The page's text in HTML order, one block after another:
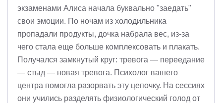
экзаменами Алиса начала буквально "заедать"
свои эмоции. По ночам из холодильника
пропадали продукты, дочка набрала вес, из-за
чего стала еще больше комплексовать и плакать.
Получался замкнутый круг: тревога — переедание
— стыд — новая тревога. Психолог вашего
центра помогла разорвать эту цепочку. На сессиях
они учились разделять физиологический голод от